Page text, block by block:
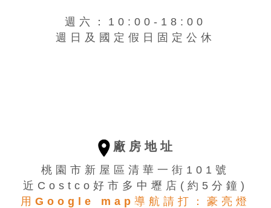
週六：10:00-18:00
週日及國定假日固定公休
廠房地址
桃園市新屋區清華一街101號
近Costco好市多中壢店(約5分鐘)
用Google map導航請打：豪亮燈